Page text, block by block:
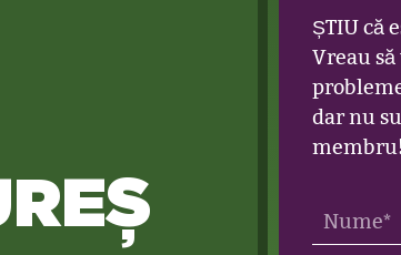
ȘTIU că
Vreau
dar nu
membru!